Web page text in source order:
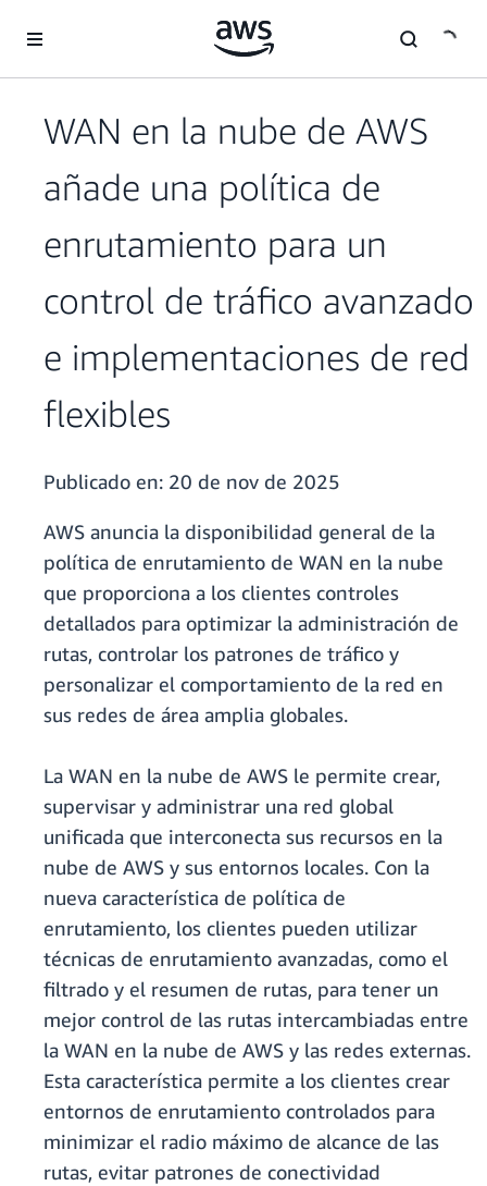
WAN en la nube de AWS
añade una política de
enrutamiento para un
control de tráfico avanzado
e implementaciones de red
flexibles
Publicado en: 20 de nov de 2025
AWS anuncia la disponibilidad general de la
política de enrutamiento de WAN en la nube
que proporciona a los clientes controles
detallados para optimizar la administración de
rutas, controlar los patrones de tráfico y
personalizar el comportamiento de la red en
sus redes de área amplia globales.
La WAN en la nube de AWS le permite crear,
supervisar y administrar una red global
unificada que interconecta sus recursos en la
nube de AWS y sus entornos locales. Con la
nueva característica de política de
enrutamiento, los clientes pueden utilizar
técnicas de enrutamiento avanzadas, como el
filtrado y el resumen de rutas, para tener un
mejor control de las rutas intercambiadas entre
la WAN en la nube de AWS y las redes externas.
Esta característica permite a los clientes crear
entornos de enrutamiento controlados para
minimizar el radio máximo de alcance de las
rutas, evitar patrones de conectividad